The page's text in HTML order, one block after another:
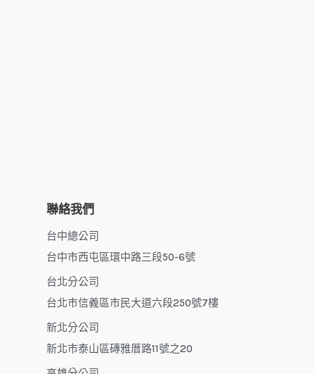
聯絡我們
台中總公司
台中市西屯區環中路三段50-6號
台北分公司
台北市信義區市民大道六段250號7樓
新北分公司
新北市泰山區磚雅厝路11號之20